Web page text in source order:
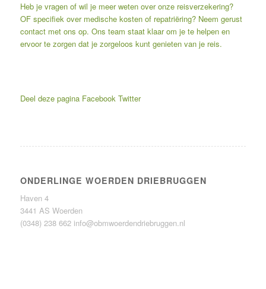
Heb je vragen of wil je meer weten over onze reisverzekering?
OF specifiek over medische kosten of repatriëring? Neem gerust
contact met ons op. Ons team staat klaar om je te helpen en
ervoor te zorgen dat je zorgeloos kunt genieten van je reis.
Deel deze pagina Facebook Twitter
ONDERLINGE WOERDEN DRIEBRUGGEN
Haven 4
3441 AS Woerden
(0348) 238 662 info@obmwoerdendriebruggen.nl